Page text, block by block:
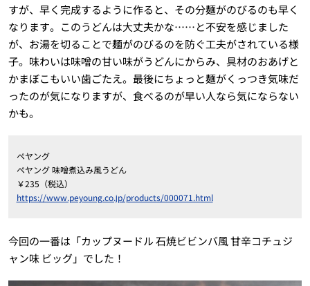
すが、早く完成するように作ると、その分麺がのびるのも早く
なります。このうどんは大丈夫かな……と不安を感じました
が、お湯を切ることで麺がのびるのを防ぐ工夫がされている様
子。味わいは味噌の甘い味がうどんにからみ、具材のおあげと
かまぼこもいい歯ごたえ。最後にちょっと麺がくっつき気味だ
ったのが気になりますが、食べるのが早い人なら気にならない
かも。
ペヤング
ペヤング 味噌煮込み風うどん
￥235（税込）
https://www.peyoung.co.jp/products/000071.html
今回の一番は「カップヌードル 石焼ビビンバ風 甘辛コチュジ
ャン味 ビッグ」でした！